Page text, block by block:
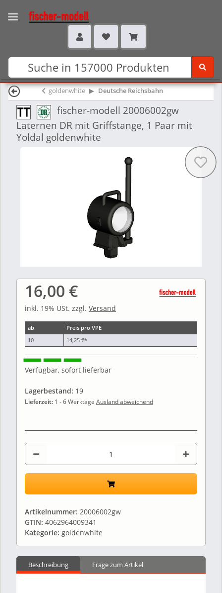
goldenwhite Deutsche Reichsbahn
fischer-modell 20006002gw
Laternen DR mit Griffstange, 1 Paar mit
Yoldal goldenwhite
16,00 €
inkl. 19% USt. zzgl. Versand
ab
Preis pro VPE
10
14,25 €*
Verfügbar, sofort lieferbar
Lagerbestand: 19
Lieferzeit: 1 - 6 Werktage Ausland abweichend
Artikelnummer: 20006002gw
GTIN: 4062964009341
Kategorie: goldenwhite
Beschreibung Frage zum Artikel